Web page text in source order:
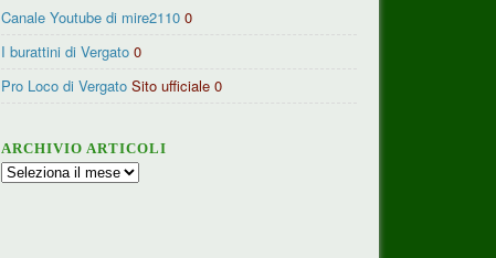
Canale Youtube di mire2110 0
I burattini di Vergato 0
Pro Loco di Vergato Sito ufficiale 0
ARCHIVIO ARTICOLI
Archivio